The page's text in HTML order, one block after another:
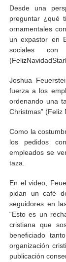
Desde una
preguntar ¿qué
ornamentales
un expastor en
sociales con
Joshua
fuerza a los
ordenando una
Christmas” (Feliz
Como la
los pedidos
empleados se
taza.
En el video,
pidan un café
seguidores en
“Esto es un
cristiana que
beneficiado
organización
publicación